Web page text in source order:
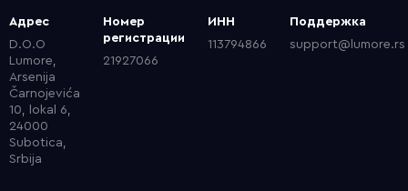
Адрес
D.O.O
Lumore,
Arsenija
Čarnojevića
10, lokal 6,
24000
Subotica,
Srbija
Номер
регистрации
21927066
ИНН
113794866
Поддержка
support@lumore.rs